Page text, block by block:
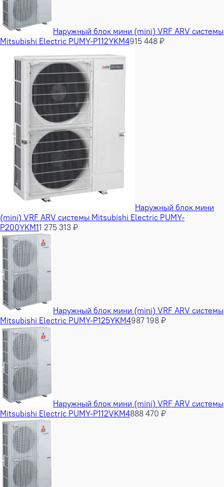
Наружный блок мини (mini) VRF ARV системы
Mitsubishi Electric PUMY-P112YKM4915 448 ₽
Наружный блок мини
(mini) VRF ARV системы Mitsubishi Electric PUMY-
P200YKM11 275 313 ₽
Наружный блок мини (mini) VRF ARV системы
Mitsubishi Electric PUMY-P125YKM4987 198 ₽
Наружный блок мини (mini) VRF ARV системы
Mitsubishi Electric PUMY-P112VKM4888 470 ₽